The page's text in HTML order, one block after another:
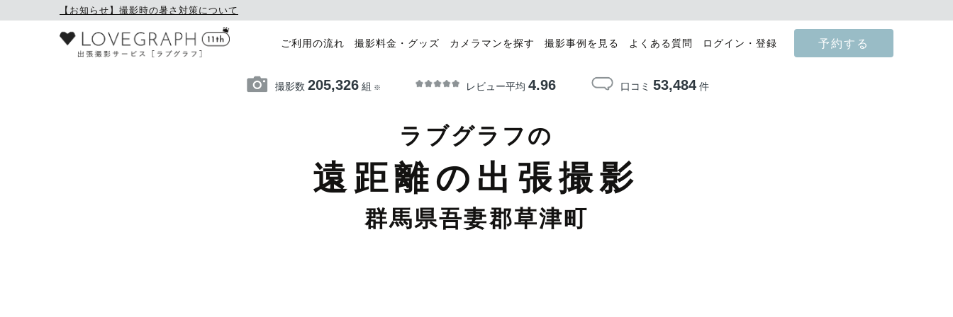
【お知らせ】撮影時の暑さ対策について
ご利用の流れ 撮影料金・グッズ カメラマンを探す 撮影事例を見る よくある質問 ログイン・登録 予約する
撮影数 205,326組 ※ レビュー平均 4.96 口コミ 53,484件
ラブグラフの
遠距離の出張撮影
群馬県吾妻郡草津町